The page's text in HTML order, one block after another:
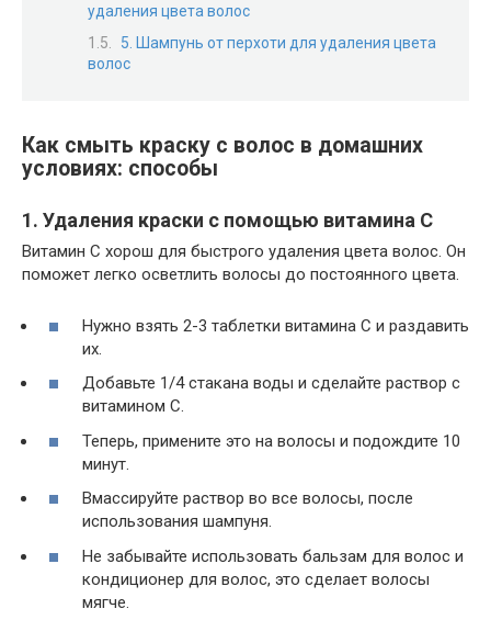
удаления цвета волос
5. Шампунь от перхоти для удаления цвета
волос
Как смыть краску с волос в домашних
условиях: способы
1. Удаления краски с помощью витамина C
Витамин С хорош для быстрого удаления цвета волос. Он
поможет легко осветлить волосы до постоянного цвета.
Нужно взять 2-3 таблетки витамина C и раздавить
их.
Добавьте 1/4 стакана воды и сделайте раствор с
витамином C.
Теперь, примените это на волосы и подождите 10
минут.
Вмассируйте раствор во все волосы, после
использования шампуня.
Не забывайте использовать бальзам для волос и
кондиционер для волос, это сделает волосы
мягче.